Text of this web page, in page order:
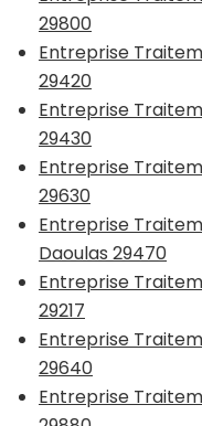
29800
Entreprise
29420
Entreprise
29430
Entreprise
29630
Entreprise
Daoulas 29470
Entreprise
29217
Entreprise
29640
Entreprise